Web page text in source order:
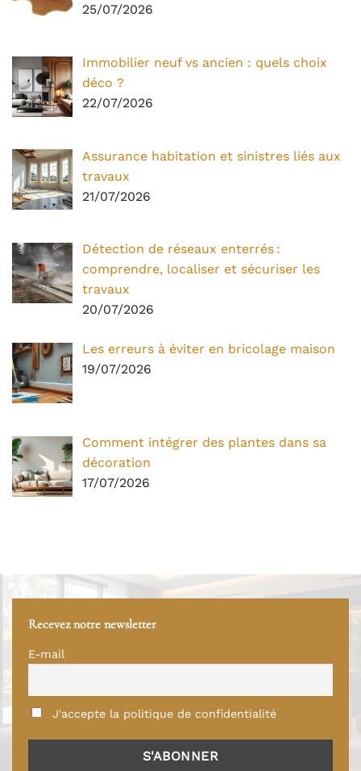
25/07/2026
Immobilier neuf vs ancien : quels choix
déco ?
22/07/2026
Assurance habitation et sinistres liés aux
travaux
21/07/2026
Détection de réseaux enterrés :
comprendre, localiser et sécuriser les
travaux
20/07/2026
Les erreurs à éviter en bricolage maison
19/07/2026
Comment intégrer des plantes dans sa
décoration
17/07/2026
Recevez notre newsletter
E-mail
J'accepte la politique de confidentialité